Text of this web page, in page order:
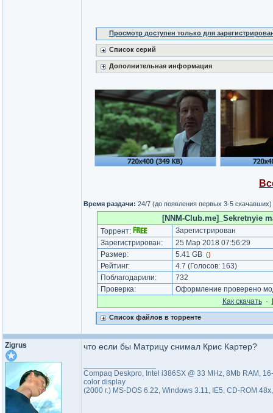
Просмотр доступен только для
Список серий
Дополнительная информация
Время раздачи: 24/7 (до появления первых 3-5 скачавших)
[NNM-Club.me]_Sekretnyie
Торрент:
Зарегистрирован
Зарегистрирован:
25 Мар 2018 07:56:29
Размер:
5.41 GB ()
Рейтинг: 4.7 (Голосов: 163)
Поблагодарили:
732
Проверка:
Оформление проверено
Как cкачать·
Список файлов в торренте
Zigrus что если бы Матрицу снимал Крис Картер?
Compaq Deskpro, Intel i386SX @ 33 MHz, 8Mb RAM,
color display
(2000 г.) MS-DOS 6.22, Windows 3.11, IE5, CD-ROM